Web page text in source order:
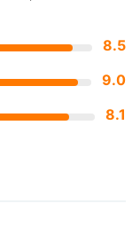
8.5
9.0
8.1